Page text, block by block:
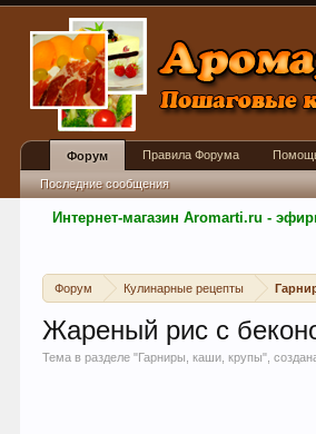
Интернет-магазин Aromarti.ru -
Форум Кулинарные рецепты
Жареный рис с
Тема в разделе "Гарниры, каши, крупы",
Форум
Последние сообщения
Правила Форума